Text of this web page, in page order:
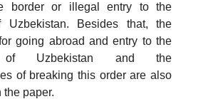
border or illegal entry to the
Uzbekistan. Besides that, the
going abroad and entry to the
of Uzbekistan and the
of breaking this order are also
paper.